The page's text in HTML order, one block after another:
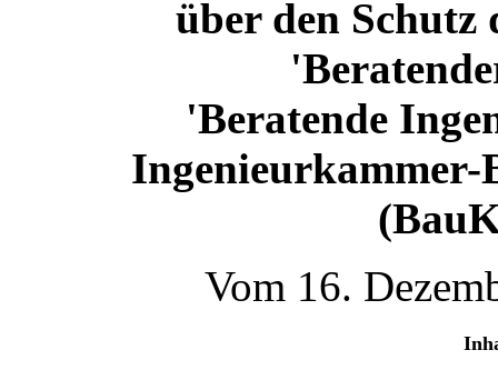
über den Schutz
'Beratende
Ingenieurkammer-
Vom 16.